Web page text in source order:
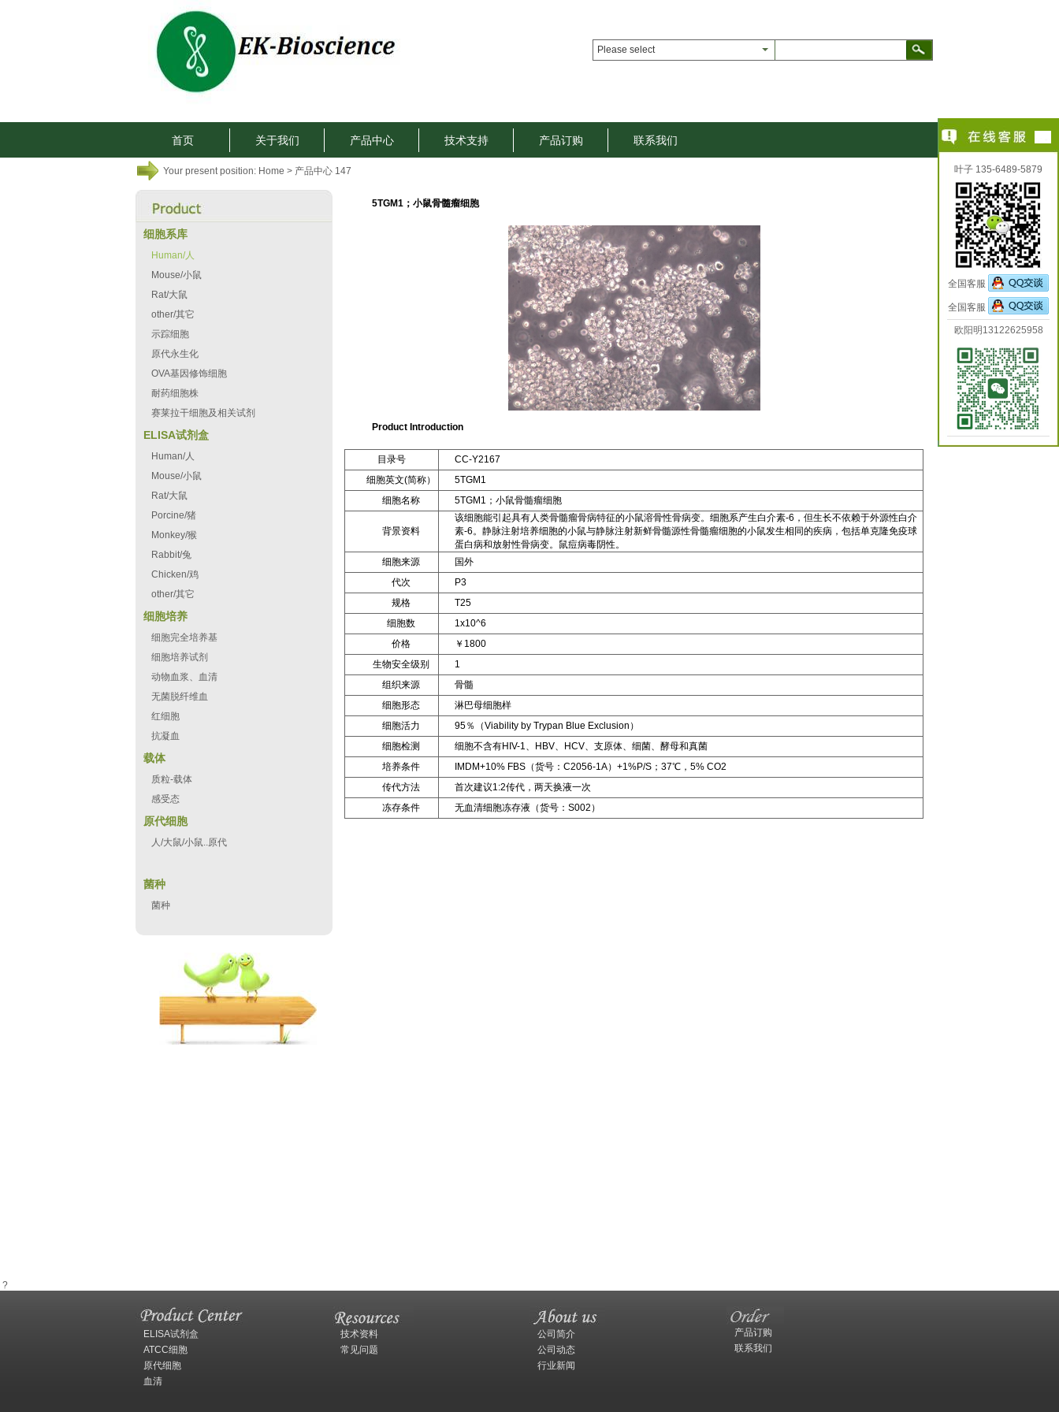
Please select
首页 关于我们 产品中心 技术支持 产品订购 联系我们
Your present position: Home > 产品中心 147
细胞系库
Human/人
Mouse/小鼠
Rat/大鼠
other/其它
示踪细胞
原代永生化
OVA基因修饰细胞
耐药细胞株
赛莱拉干细胞及相关试剂
ELISA试剂盒
Human/人
Mouse/小鼠
Rat/大鼠
Porcine/猪
Monkey/猴
Rabbit/兔
Chicken/鸡
other/其它
细胞培养
细胞完全培养基
细胞培养试剂
动物血浆、血清
无菌脱纤维血
红细胞
抗凝血
载体
质粒-载体
感受态
原代细胞
人/大鼠/小鼠..原代
菌种
菌种
5TGM1；小鼠骨髓瘤细胞
Product Introduction
目录号
CC-Y2167
细胞英文(简称）
5TGM1
细胞名称
5TGM1；小鼠骨髓瘤细胞
背景资料
该细胞能引起具有人类骨髓瘤骨病特征的小鼠溶骨性骨病变。细胞系产生白介素-6，但生长不依赖于外源性白介
素-6。静脉注射培养细胞的小鼠与静脉注射新鲜骨髓源性骨髓瘤细胞的小鼠发生相同的疾病，包括单克隆免疫球
蛋白病和放射性骨病变。鼠痘病毒阴性。
细胞来源
国外
代次
P3
规格
T25
细胞数
1x10^6
价格
￥1800
生物安全级别
1
组织来源
骨髓
细胞形态
淋巴母细胞样
细胞活力
95％（Viability by Trypan Blue Exclusion）
细胞检测
细胞不含有HIV-1、HBV、HCV、支原体、细菌、酵母和真菌
培养条件
IMDM+10% FBS（货号：C2056-1A）+1%P/S；37℃，5% CO2
传代方法
首次建议1:2传代，两天换液一次
冻存条件
无血清细胞冻存液（货号：S002）
?
ELISA试剂盒
ATCC细胞
原代细胞
血清
技术资料
常见问题
公司简介
公司动态
行业新闻
产品订购
联系我们
叶子 135-6489-5879
全国客服
全国客服
欧阳明13122625958